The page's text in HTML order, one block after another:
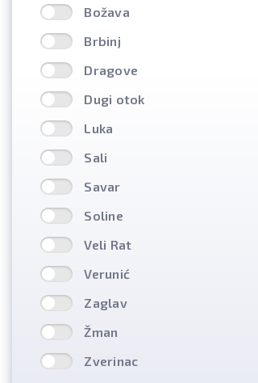
Božava
Brbinj
Dragove
Dugi otok
Luka
Sali
Savar
Soline
Veli Rat
Verunić
Zaglav
Žman
Zverinac